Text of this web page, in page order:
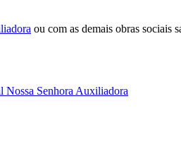
ou com as demais obras sociais
Nossa Senhora Auxiliadora